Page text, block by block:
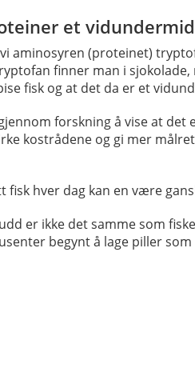
et
aminosyren (proteinet)
finner man i
fisk og at det da er et
forskning å vise at
kostrådene og gi mer
fisk hver dag kan en være
er ikke det samme som
begynt å lage piller